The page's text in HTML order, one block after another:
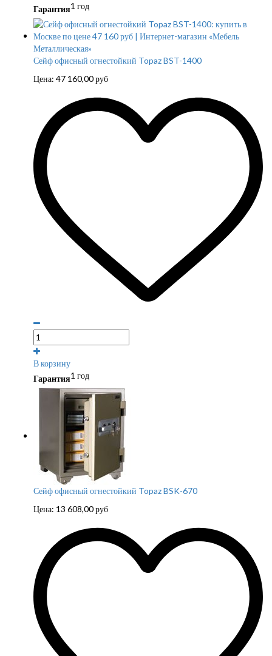
Гарантия1 год
Сейф офисный огнестойкий Topaz BST-1400
Цена: 47 160,00руб
В корзину
Гарантия1 год
Сейф офисный огнестойкий Topaz BSK-670
Цена: 13 608,00руб